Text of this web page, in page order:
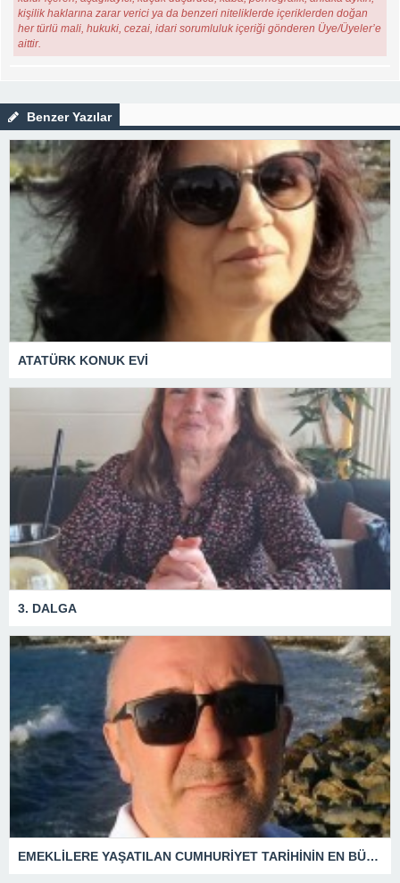
kişilik haklarına zarar verici ya da benzeri niteliklerde içeriklerden doğan
her türlü mali, hukuki, cezai, idari sorumluluk içeriği gönderen Üye/Üyeler’e
aittir.
Benzer Yazılar
ATATÜRK KONUK EVİ
3. DALGA
EMEKLİLERE YAŞATILAN CUMHURİYET TARİHİNİN EN BÜYÜK ZULMÜNÜN DERİN ANALİZİ !